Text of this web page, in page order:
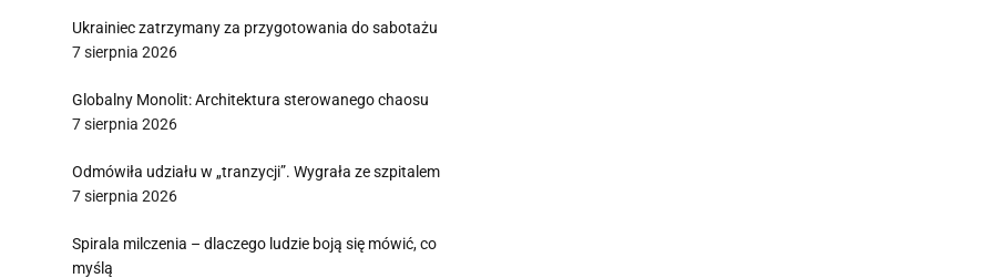
Ukrainiec zatrzymany za przygotowania do sabotażu
7 sierpnia 2026
Globalny Monolit: Architektura sterowanego chaosu
7 sierpnia 2026
Odmówiła udziału w „tranzycji”. Wygrała ze szpitalem
7 sierpnia 2026
Spirala milczenia – dlaczego ludzie boją się mówić, co
myślą